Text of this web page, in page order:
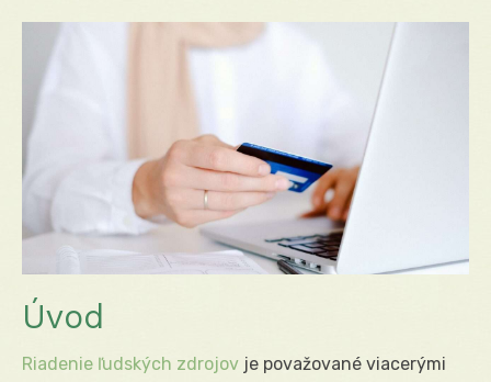
Úvod
Riadenie ľudských zdrojov je považované viacerými